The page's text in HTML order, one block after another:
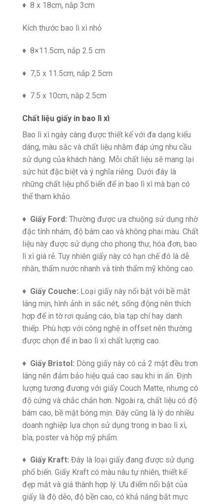
♦ 8 x 18cm, nắp 3cm
Kích thước bao lì xì nhỏ
♦ 8×11.5cm, nắp 2.5 cm
♦ 7,5 x 11.5cm, nắp 2.5cm
♦ 7.5 x 10cm, nắp 2.5cm
Chất liệu giấy in bao lì xì
Bao lì xì ngày càng được thiết kế với đa dạng kiểu
dáng, màu sắc và chất liệu nhằm đáp ứng nhu cầu
sử dụng của khách hàng. Mỗi chất liệu sẽ mang lại
sức hút đặc biệt và ý nghĩa riêng. Dưới đây là
những chất liệu phổ biến để in bao lì xì mà bạn có
thể tham khảo.
♦ Giấy Ford: Thường được ưa chuộng sử dụng nhờ
đặc tính nhám, độ bám cao và không phai màu. Chất
liệu này được sử dụng cho phong thư, hóa đơn, bao
lì xì giá rẻ. Tuy nhiên giấy này có hạn chế đó là dễ
nhăn, thấm nước nhanh và tính thẩm mỹ không cao.
♦ Giấy Couche: Loại giấy này nổi bật với bề mặt
láng mịn, hình ảnh in sắc nét, sống động nên thích
hợp để in tờ rơi quảng cáo, bìa tạp chí hay danh
thiếp. Phù hợp với công nghệ in offset nên thường
được chọn để in bao lì xì chất lượng cao.
♦ Giấy Bristol: Dòng giấy này có cả 2 mặt đều trơn
láng nên đảm bảo hiệu quả cao sau khi in ấn. Định
lượng tương đương với giấy Couch Matte, nhưng có
độ cứng và chắc chắn hơn. Ngoài ra, chất liệu có độ
bám cao, bề mặt bóng mịn. Đây cũng là lý do nhiều
doanh nghiệp lựa chọn sử dụng trong in bao lì xì,
bìa, poster và hộp mỹ phẩm.
♦ Giấy Kraft: Đây là loại giấy đang được sử dụng
phổ biến. Giấy Kraft có màu nâu tự nhiên, thiết kế
đẹp mắt và giá thành hợp lý. Ưu điểm nổi bật của
giấy là độ dẻo, độ bền cao, có khả năng bắt mực